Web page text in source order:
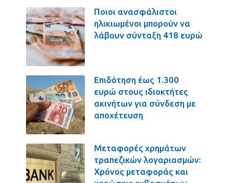
Ποιοι ανασφάλιστοι
ηλικιωμένοι μπορούν να
λάβουν σύνταξη 418 ευρώ
Επιδότηση έως 1.300
ευρώ στους ιδιοκτήτες
ακινήτων για σύνδεση με
αποχέτευση
Μεταφορές χρημάτων
τραπεζικών λογαριασμών:
Χρόνος μεταφοράς και